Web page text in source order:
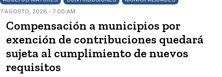
7 AGOSTO, 2026 - 7:00 AM
Compensación a municipios por
exención de contribuciones quedará
sujeta al cumplimiento de nuevos
requisitos